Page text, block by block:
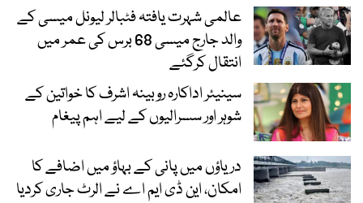
عالمی شہرت یافتہ فٹبالر لیونل میسی کے
والد جارج میسی 68 برس کی عمر میں
انتقال کرگئے
سینیئر اداکارہ روبینہ اشرف کا خواتین کے
شوہر اور سسرالیوں کے لیے اہم پیغام
دریاؤں میں پانی کے بہاؤ میں اضافے کا
امکان، این ڈی ایم اے نے الرٹ جاری کردیا